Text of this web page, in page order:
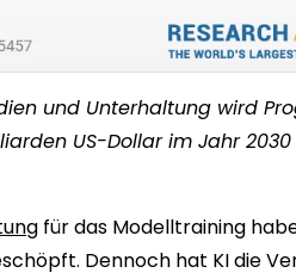
und Unterhaltung wird
US-Dollar im Jahr
für das Modelltraining
Dennoch hat KI die